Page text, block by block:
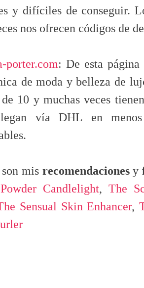
y difíciles de conseguir.
nos ofrecen códigos de
porter.com: De esta
de moda y belleza de
10 y muchas veces
vía DHL en
mis recomendacionesy
Candlelight, The
Sensual Skin Enhancer,